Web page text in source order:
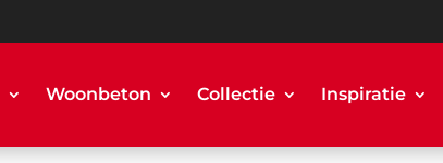
Woonbeton Collectie Inspiratie